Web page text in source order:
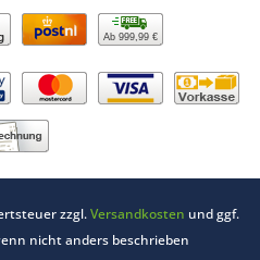
Ab 999,99 €
zzgl.Versandkosten und ggf.
nicht anders beschrieben